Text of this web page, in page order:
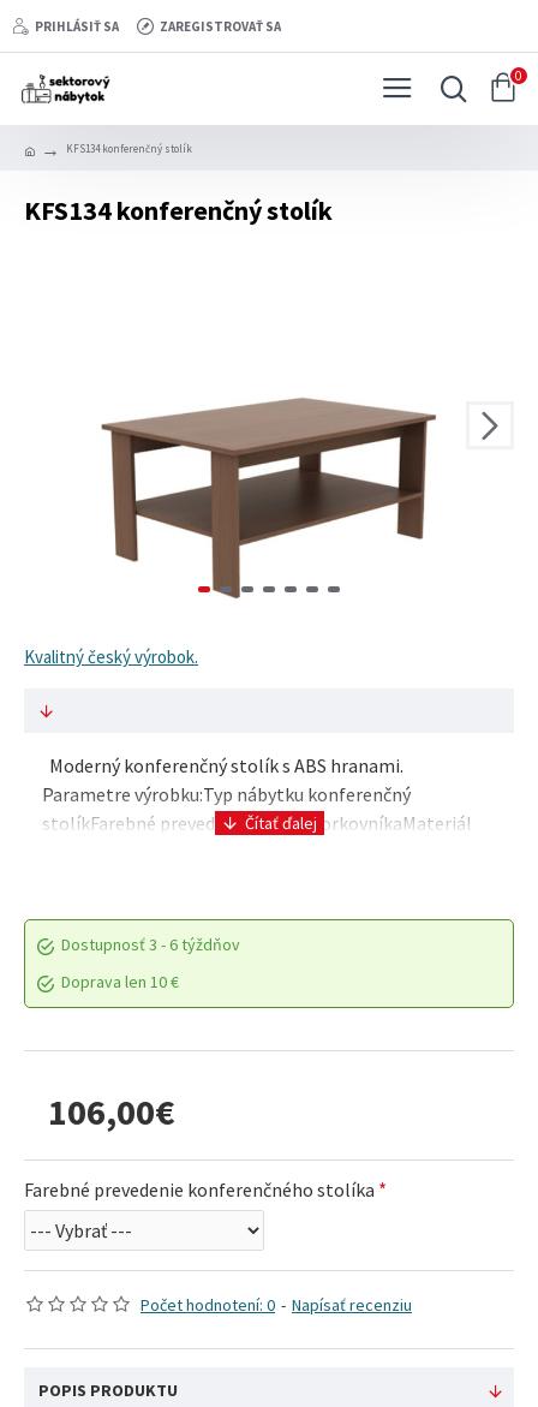
PRIHLÁSIŤ SA ZAREGISTROVAŤ SA
0
KFS134 konferenčný stolík
KFS134 konferenčný stolík
Kvalitný český výrobok.
Moderný konferenčný stolík s ABS hranami.
Parametre výrobku:Typ nábytku konferenčný
stolíkFarebné prevedenie podľa vzorkovníkaMateriál
Dostupnosť3 - 6 týždňov
Doprava len 10 €
Počet hodnotení: 0 - Napísať recenziu
106,00€
Farebné prevedenie konferenčného stolíka
POPIS PRODUKTU